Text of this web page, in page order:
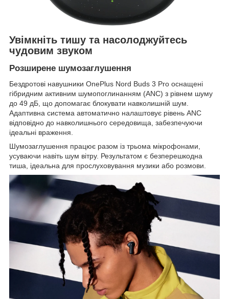
Увімкніть тишу та насолоджуйтесь
чудовим звуком
Розширене шумозаглушення
Бездротові навушники OnePlus Nord Buds 3 Pro оснащені
гібридним активним шумопоглинанням (ANC) з рівнем шуму
до 49 дБ, що допомагає блокувати навколишній шум.
Адаптивна система автоматично налаштовує рівень ANC
відповідно до навколишнього середовища, забезпечуючи
ідеальні враження.
Шумозаглушення працює разом із трьома мікрофонами,
усуваючи навіть шум вітру. Результатом є безперешкодна
тиша, ідеальна для прослуховування музики або розмови.